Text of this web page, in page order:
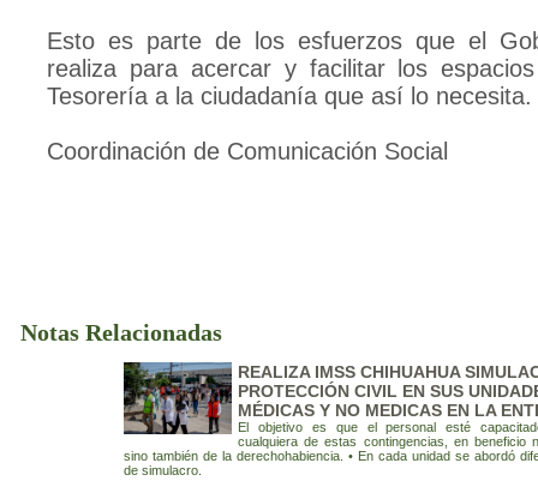
Esto es parte de los esfuerzos que el
realiza para acercar y facilitar los
Tesorería a la ciudadanía que así lo necesita.
Coordinación de Comunicación Social
Notas Relacionadas
REALIZA IMSS CHIHUAHUA
PROTECCIÓN CIVIL EN SUS
MÉDICAS Y NO MEDICAS EN LA
El objetivo es que el personal esté
cualquiera de estas contingencias, en beneficio
sino también de la derechohabiencia. • En cada unidad se abordó
de simulacro.